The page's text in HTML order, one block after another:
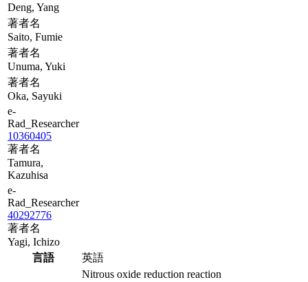
Deng, Yang
著者名
Saito, Fumie
著者名
Unuma, Yuki
著者名
Oka, Sayuki
e-
Rad_Researcher
10360405
著者名
Tamura,
Kazuhisa
e-
Rad_Researcher
40292776
著者名
Yagi, Ichizo
言語
英語
Nitrous oxide reduction reaction